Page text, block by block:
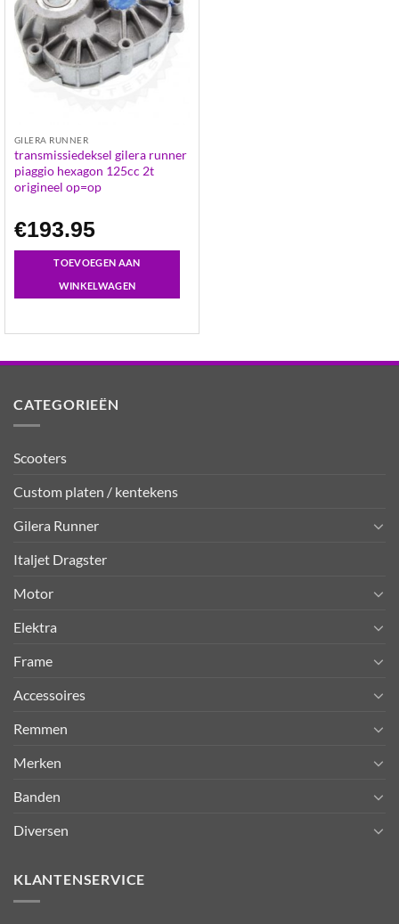
GILERA RUNNER
transmissiedeksel gilera runner
piaggio hexagon 125cc 2t
origineel op=op
€193.95
TOEVOEGEN AAN
WINKELWAGEN
CATEGORIEËN
Scooters
Custom platen / kentekens
Gilera Runner
Italjet Dragster
Motor
Elektra
Frame
Accessoires
Remmen
Merken
Banden
Diversen
KLANTENSERVICE